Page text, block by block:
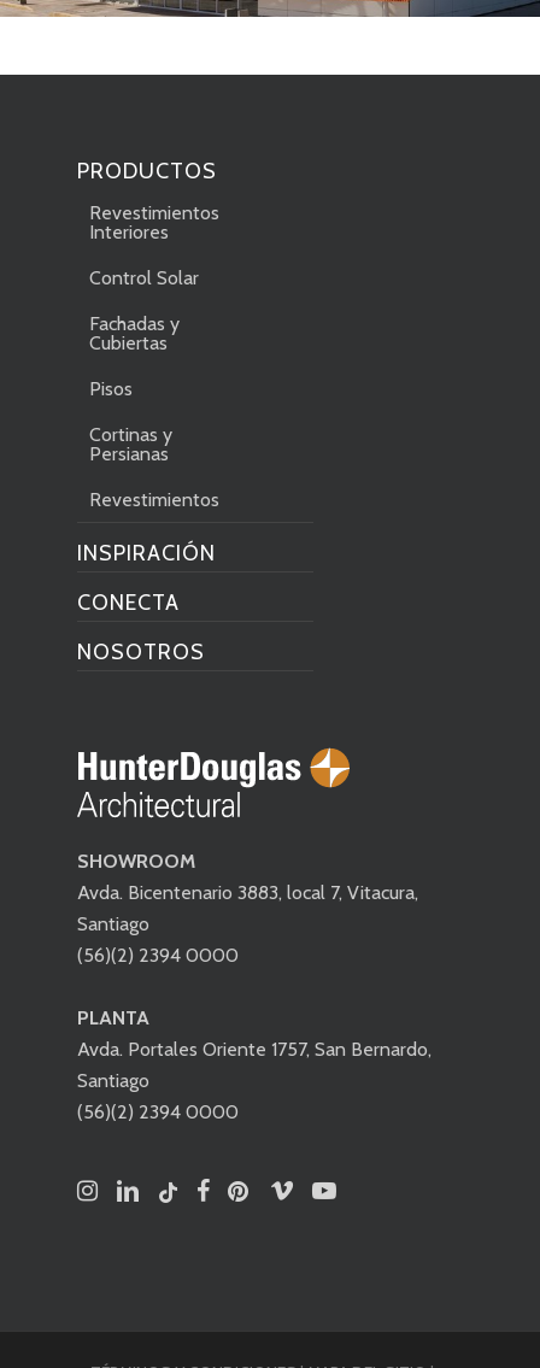
SHOWROOM
Avda. Bicentenario 3883, local 7, Vitacura,
Santiago
(56)(2) 2394 0000
PLANTA
Avda. Portales Oriente 1757, San Bernardo,
Santiago
(56)(2) 2394 0000
PRODUCTOS
Revestimientos
Interiores
Control Solar
Fachadas y
Cubiertas
Pisos
Cortinas y
Persianas
Revestimientos
INSPIRACIÓN
CONECTA
NOSOTROS